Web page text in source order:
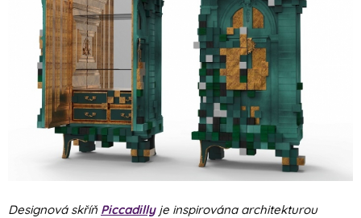
Designová skříň Piccadillyje inspirována architekturou